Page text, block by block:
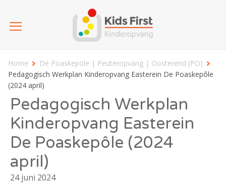
Home
De Poaskepole | Peuteropvang | Oosterend (PO)
Pedagogisch Werkplan Kinderopvang Easterein De Poaskepôle
(2024 april)
Pedagogisch Werkplan
Kinderopvang Easterein
De Poaskepôle (2024
april)
24 juni 2024